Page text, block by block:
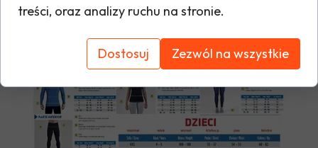
Tabela rozmiarów
treści, oraz analizy ruchu na stronie.
Dostosuj Zezwól na wszystkie